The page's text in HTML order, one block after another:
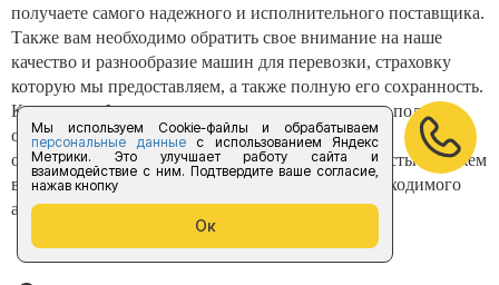
Мы используем Cookie-файлы и обрабатываем
персональные данныес использованием Яндекс
Метрики. Это улучшает работу сайта и
взаимодействие с ним. Подтвердите ваше согласие,
нажав кнопку
Ок
получаете самого надежного и исполнительного поставщика.
Также вам необходимо обратить свое внимание на наше
качество и разнообразие машин для перевозки, страховку
которую мы предоставляем, а также полную его сохранность.
Компания «Форус предоставляет услуги только в полном
объеме и следит за их исполнением. Обязательно
обращайтесь к нам за грузоперевозкой, мы с радостью окажем
вам лучшую и самую быструю перевозку до необходимого
адреса.